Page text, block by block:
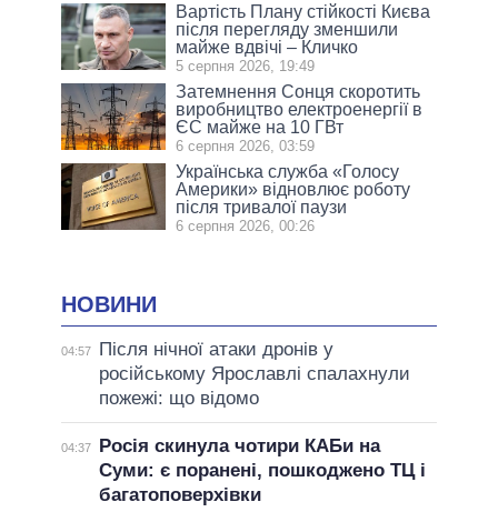
Вартість Плану стійкості Києва
після перегляду зменшили
майже вдвічі – Кличко
5 серпня 2026, 19:49
Затемнення Сонця скоротить
виробництво електроенергії в
ЄС майже на 10 ГВт
6 серпня 2026, 03:59
Українська служба «Голосу
Америки» відновлює роботу
після тривалої паузи
6 серпня 2026, 00:26
НОВИНИ
04:57
Після нічної атаки дронів у
російському Ярославлі спалахнули
пожежі: що відомо
04:37
Росія скинула чотири КАБи на
Суми: є поранені, пошкоджено ТЦ і
багатоповерхівки